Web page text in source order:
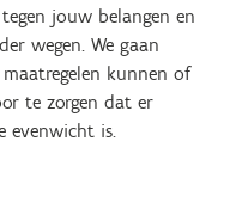
jouw belangen en
wegen. We gaan
kunnen of
te zorgen dat er
evenwicht is.